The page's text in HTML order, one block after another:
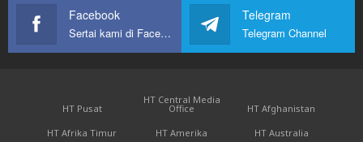
Facebook
Sertai kami di Facebook
Telegram
Telegram Channel
HT Pusat
HT Central Media
Office
HT Afghanistan
HT Afrika Timur
HT Amerika
HT Australia